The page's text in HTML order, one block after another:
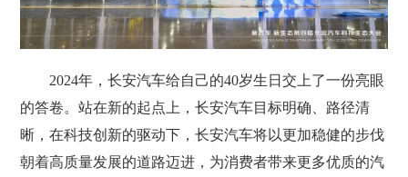
2024年，长安汽车给自己的40岁生日交上了一份亮眼
的答卷。站在新的起点上，长安汽车目标明确、路径清
晰，在科技创新的驱动下，长安汽车将以更加稳健的步伐
朝着高质量发展的道路迈进，为消费者带来更多优质的汽